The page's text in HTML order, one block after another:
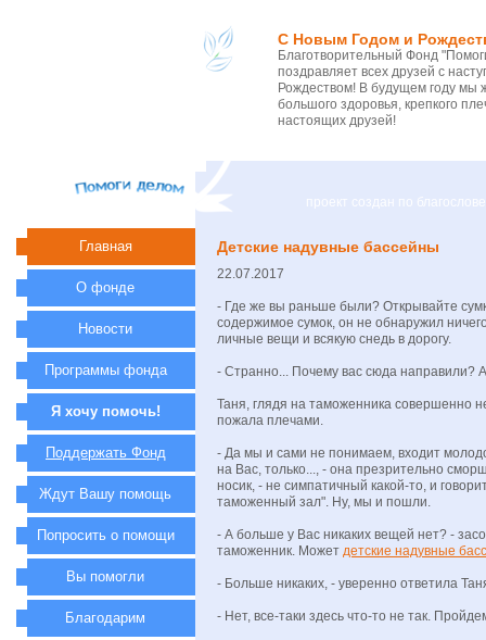
С Новым Годом и
Благотворительный Фонд
поздравляет всех друзей с
Рождеством! В будущем году
большого здоровья, крепкого
настоящих друзей!
проект создан по
Детские надувные бассейны
22.07.2017
- Где же вы раньше были? Открывайте
содержимое сумок, он не обнаружил
личные вещи и всякую снедь в дорогу.
- Странно... Почему вас сюда направили?
Таня, глядя на таможенника совершенно
пожала плечами.
- Да мы и сами не понимаем, входит
на Вас, только..., - она презрительно
носик, - не симпатичный какой-то, и
таможенный зал". Ну, мы и пошли.
- А больше у Вас никаких вещей нет? -
таможенник. Может детские надувные
- Больше никаких, - уверенно ответила
- Нет, все-таки здесь что-то не так.
Главная
О фонде
Новости
Программы фонда
Я хочу помочь!
Поддержать Фонд
Ждут Вашу помощь
Попросить о помощи
Вы помогли
Благодарим